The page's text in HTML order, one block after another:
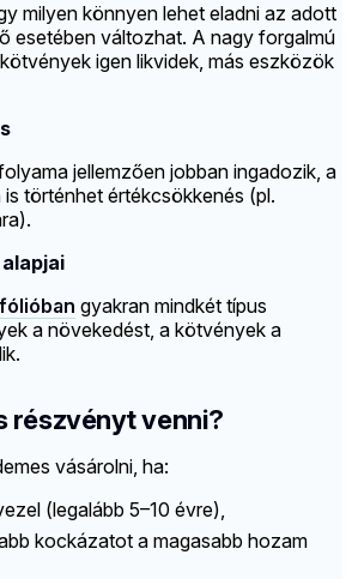
milyen könnyen lehet eladni az adott
esetében változhat. A nagy forgalmú
igen likvidek, más eszközök
jellemzően jobban ingadozik, a
történhet értékcsökkenés (pl.
gyakran mindkét típus
a növekedést, a kötvények a
részvényt venni?
vásárolni, ha:
(legalább 5–10 évre),
kockázatot a magasabb hozam